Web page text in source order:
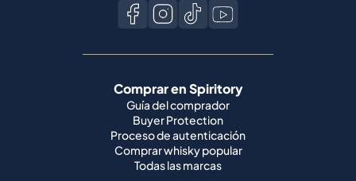
Comprar en Spiritory
Guía del comprador
Buyer Protection
Proceso de autenticación
Comprar whisky popular
Todas las marcas